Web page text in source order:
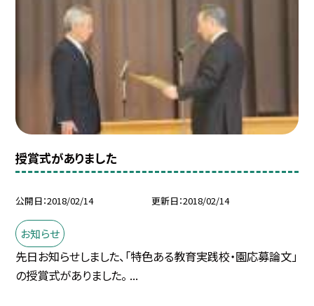
授賞式がありました
公開日 2018/02/14 更新日 2018/02/14
お知らせ
先日お知らせしました、「特色ある教育実践校・園応募論文」
の授賞式がありました。 ...